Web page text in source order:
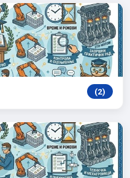
(2)